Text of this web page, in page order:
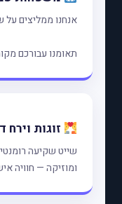
אנחנו ממליצים על
תאומנו עבורכם
זוגות וירח
שייט שקיעה
ומוזיקה — חוויה